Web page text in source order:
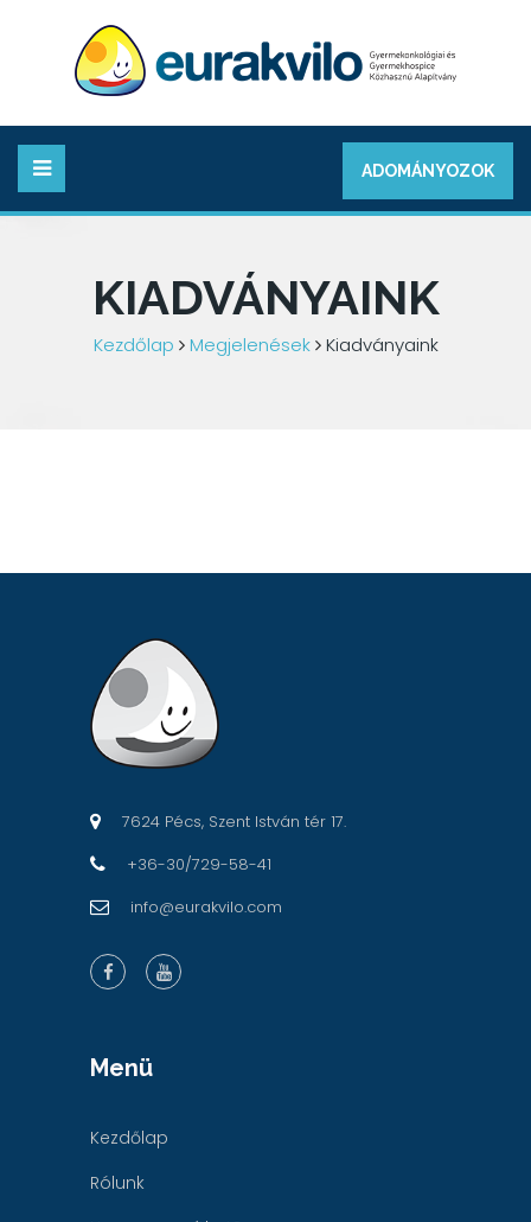
ADOMÁNYOZOK
KIADVÁNYAINK
Kezdőlap Megjelenések Kiadványaink
7624 Pécs, Szent István tér 17.
+36-30/729-58-41
info@eurakvilo.com
Menü
Kezdőlap
Rólunk